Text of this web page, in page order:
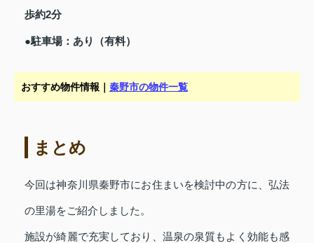
歩約2分
●駐車場：あり（有料）
おすすめ物件情報｜ 秦野市の物件一覧
まとめ
今回は神奈川県秦野市にお住まいを検討中の方に、弘法
の里湯をご紹介しました。
施設が綺麗で充実しており、温泉の泉質もよく効能も感